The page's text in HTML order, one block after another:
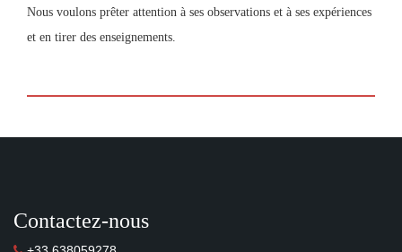
Nous voulons prêter attention à ses observations et à ses expériences
et en tirer des enseignements.
Contactez-nous